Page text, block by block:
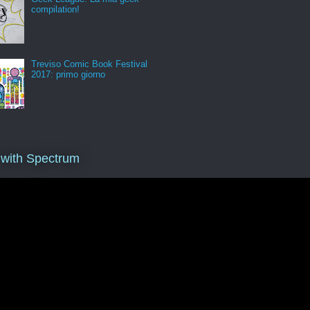
compilation!
Treviso Comic Book Festival
2017: primo giorno
Spectrum